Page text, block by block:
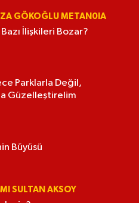
GÖKOĞLU METAN0IA
İlişkileri Bozar?
Parklarla Değil,
Güzelleştirelim
Büyüsü
SULTAN AKSOY